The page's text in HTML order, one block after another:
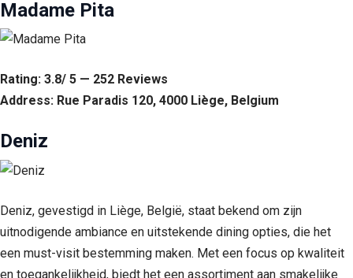
Madame Pita
Rating: 3.8/ 5 — 252 Reviews
Address: Rue Paradis 120, 4000 Liège, Belgium
Deniz
Deniz, gevestigd in Liège, België, staat bekend om zijn
uitnodigende ambiance en uitstekende dining opties, die het
een must-visit bestemming maken. Met een focus op kwaliteit
en toegankelijkheid, biedt het een assortiment aan smakelijke